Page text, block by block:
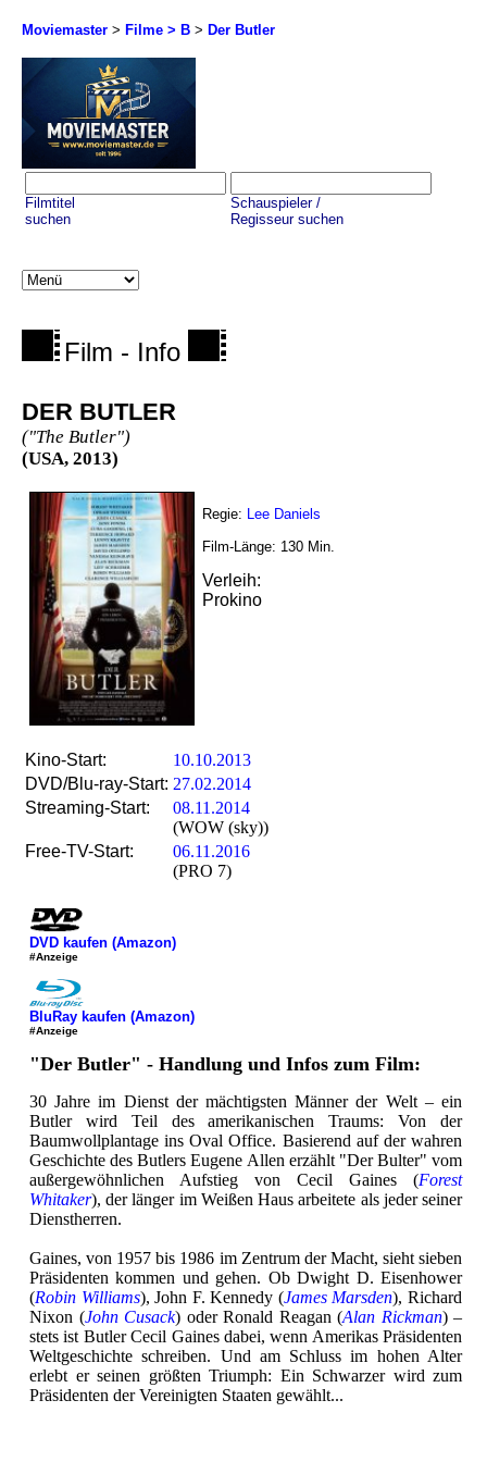
Moviemaster > Filme > B > Der Butler
Filmtitel
suchen
Schauspieler /
Regisseur suchen
Film - Info
DER BUTLER
("The Butler")
(USA, 2013)
Regie: Lee Daniels
Film-Länge: 130 Min.
Verleih:
Prokino
Kino-Start:
10.10.2013
DVD/Blu-ray-Start: 27.02.2014
Streaming-Start:
08.11.2014
(WOW (sky))
Free-TV-Start:
06.11.2016
(PRO 7)
DVD kaufen (Amazon)
#Anzeige
BluRay kaufen (Amazon)
#Anzeige
"Der Butler" - Handlung und Infos zum Film:
30 Jahre im Dienst der mächtigsten Männer der Welt – ein
Butler wird Teil des amerikanischen Traums: Von der
Baumwollplantage ins Oval Office. Basierend auf der wahren
Geschichte des Butlers Eugene Allen erzählt "Der Bulter" vom
außergewöhnlichen Aufstieg von Cecil Gaines (Forest
Whitaker), der länger im Weißen Haus arbeitete als jeder seiner
Dienstherren.
Gaines, von 1957 bis 1986 im Zentrum der Macht, sieht sieben
Präsidenten kommen und gehen. Ob Dwight D. Eisenhower
(Robin Williams), John F. Kennedy (James Marsden), Richard
Nixon (John Cusack) oder Ronald Reagan (Alan Rickman) –
stets ist Butler Cecil Gaines dabei, wenn Amerikas Präsidenten
Weltgeschichte schreiben. Und am Schluss im hohen Alter
erlebt er seinen größten Triumph: Ein Schwarzer wird zum
Präsidenten der Vereinigten Staaten gewählt...